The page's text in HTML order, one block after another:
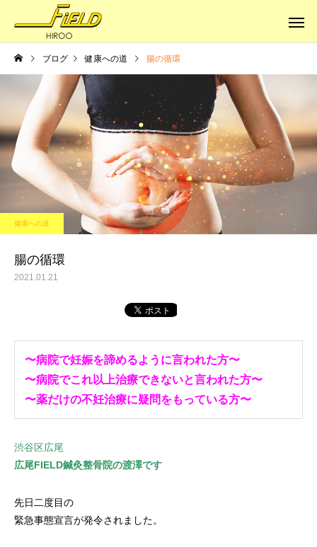
健康への道
体はサビていく
健康への道
本当の健康に
ブログ 健康への道 腸の循環
健康への道
腸の循環
2021.01.21
〜病院で妊娠を諦めるように言われた方〜
〜病院でこれ以上治療できないと言われた方〜
〜薬だけの不妊治療に疑問をもっている方〜
渋谷区広尾
広尾FIELD鍼灸整骨院の渡澤です
先日二度目の
緊急事態宣言が発令されました。